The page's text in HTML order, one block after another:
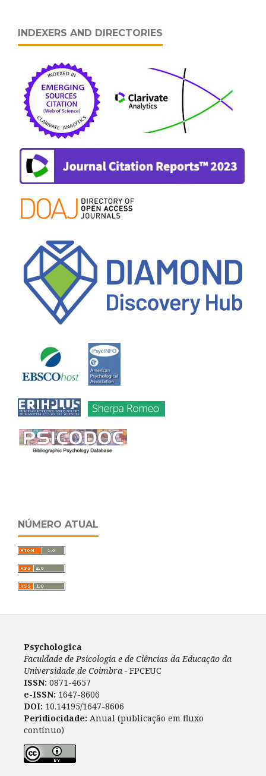
INDEXERS AND DIRECTORIES
NÚMERO ATUAL
Psychologica
Faculdade de Psicologia e de Ciências da Educação da
Universidade de Coimbra - FPCEUC
ISSN: 0871-4657
e-ISSN: 1647-8606
DOI: 10.14195/1647-8606
Peridiocidade: Anual (publicação em fluxo
contínuo)